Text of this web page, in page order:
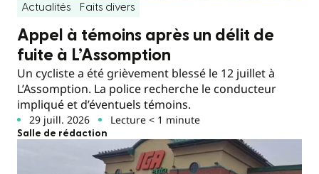
Actualités Faits divers
Appel à témoins après un délit de
fuite à L’Assomption
Un cycliste a été grièvement blessé le 12 juillet à
L’Assomption. La police recherche le conducteur
impliqué et d’éventuels témoins.
29 juill. 2026 Lecture < 1 minute
Salle de rédaction